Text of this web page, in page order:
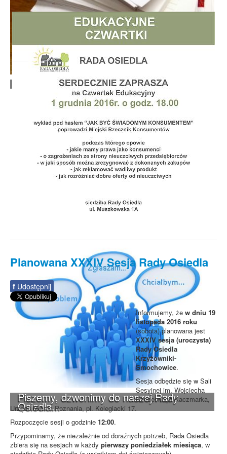
Protokoły z sesji Rady Osiedla
Piszemy, dzwonimy do naszej Rady
Osiedla...
Planowana XXXIV Sesja Rady Osiedla
f Udostępnij
Informujemy, że w dniu 19
listopada 2016 roku
(sobota) planowana jest
XXXIV sesja (uroczysta)
Rady Osiedla
Krzyżowniki-
Smochowice.
Sesja odbędzie się w Sali
Sesyjnej im. Wojciecha
Szczęsnego Kaczmarka,
Urzędu Miasta Poznania, pl. Kolegiacki 17.
Rozpoczęcie sesji o godzinie 12:00.
Przypominamy, że niezależnie od doraźnych potrzeb, Rada Osiedla
zbiera się na sesjach w każdy pierwszy poniedziałek miesiąca, w